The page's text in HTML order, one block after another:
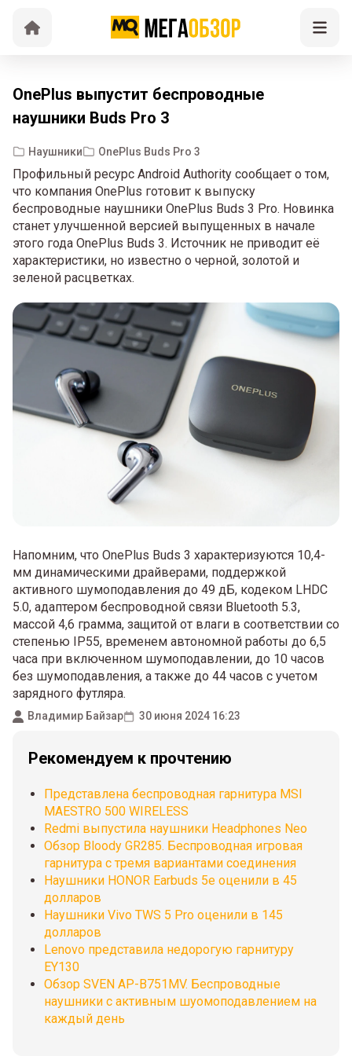
OnePlus выпустит беспроводные
наушники Buds Pro 3
Наушники OnePlus Buds Pro 3
Профильный ресурс Android Authority сообщает о том,
что компания OnePlus готовит к выпуску
беспроводные наушники OnePlus Buds 3 Pro. Новинка
станет улучшенной версией выпущенных в начале
этого года OnePlus Buds 3. Источник не приводит её
характеристики, но известно о черной, золотой и
зеленой расцветках.
Напомним, что OnePlus Buds 3 характеризуются 10,4-
мм динамическими драйверами, поддержкой
активного шумоподавления до 49 дБ, кодеком LHDC
5.0, адаптером беспроводной связи Bluetooth 5.3,
массой 4,6 грамма, защитой от влаги в соответствии со
степенью IP55, временем автономной работы до 6,5
часа при включенном шумоподавлении, до 10 часов
без шумоподавления, а также до 44 часов с учетом
зарядного футляра.
Владимир Байзар 30 июня 2024 16:23
Рекомендуем к прочтению
Представлена беспроводная гарнитура MSI
MAESTRO 500 WIRELESS
Redmi выпустила наушники Headphones Neo
Обзор Bloody GR285. Беспроводная игровая
гарнитура с тремя вариантами соединения
Наушники HONOR Earbuds 5e оценили в 45
долларов
Наушники Vivo TWS 5 Pro оценили в 145
долларов
Lenovo представила недорогую гарнитуру
EY130
Обзор SVEN AP-B751MV. Беспроводные
наушники с активным шуомоподавлением на
каждый день